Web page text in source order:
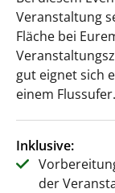
Veranstaltung
Fläche bei
gut eignet sich
einem Flussufer.
Inklusive:
der